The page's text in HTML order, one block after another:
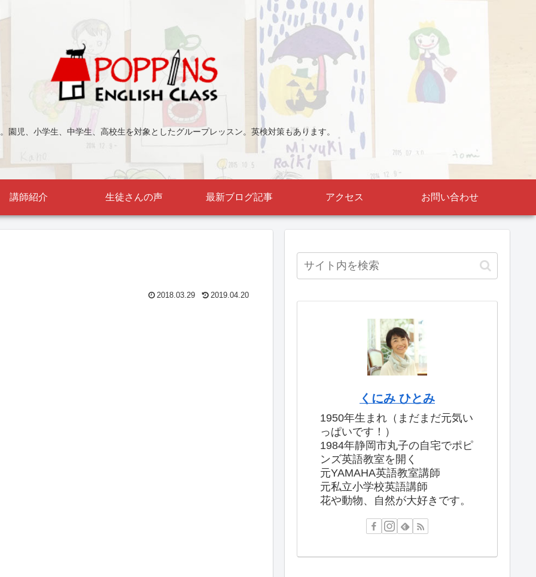
園児、小学生、中学生、高校生を対象としたグループレッスン。英検対策もあります。
講師紹介 生徒さんの声 最新ブログ記事 アクセス お問い合わせ
2018.03.29 2019.04.20
くにみ ひとみ
1950年生まれ（まだまだ元気い
っぱいです！）
1984年静岡市丸子の自宅でポピ
ンズ英語教室を開く
元YAMAHA英語教室講師
元私立小学校英語講師
花や動物、自然が大好きです。